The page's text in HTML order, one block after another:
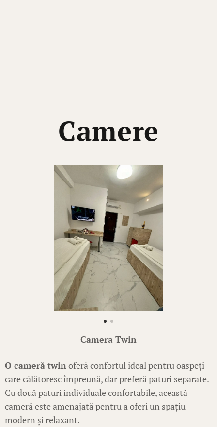
Camere
Camera Twin
O cameră twinoferă confortul ideal pentru oaspeți
care călătoresc împreună, dar preferă paturi separate.
Cu două paturi individuale confortabile, această
cameră este amenajată pentru a oferi un spațiu
modern și relaxant.